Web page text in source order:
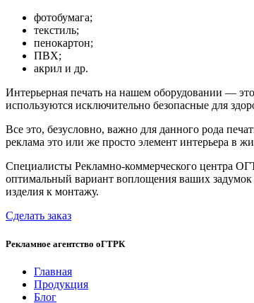
фотобумага;
текстиль;
пенокартон;
ПВХ;
акрил и др.
Интерьерная печать на нашем оборудовании —
используются исключительно безопасные для
Все это, безусловно, важно для данного рода
реклама это или же просто элемент интерьера в
Специалисты Рекламно-коммерческого центра
оптимальный вариант воплощения ваших задумок
изделия к монтажу.
Сделать заказ
Рекламное агентство оГТРК
Главная
Продукция
Блог